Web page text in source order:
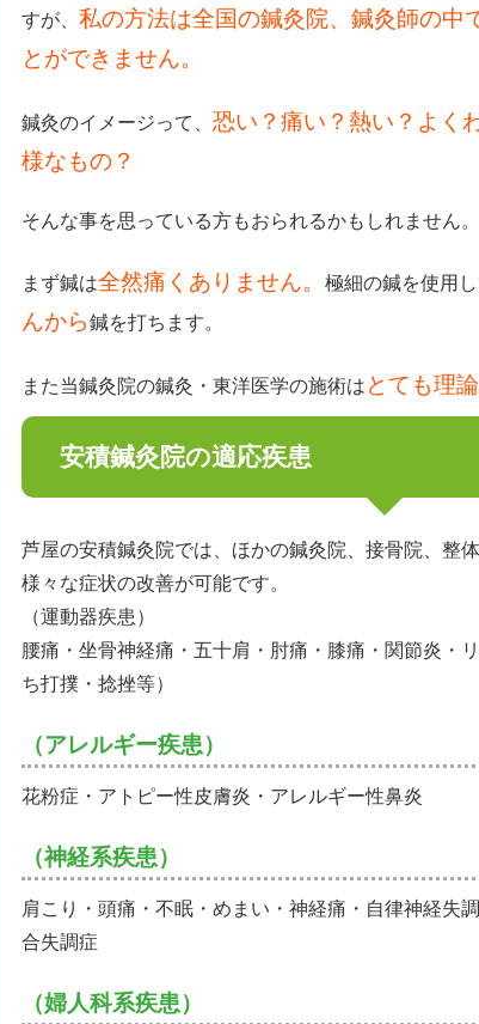
すが、 私の方法は全国の鍼灸院、鍼灸師の中
とができません。
鍼灸のイメージって、 恐い？痛い？熱い？よく
様なもの？
そんな事を思っている方もおられるかもしれません。
まず鍼は全然痛くありません。 極細の鍼を使用
んから鍼を打ちます。
また当鍼灸院の鍼灸・東洋医学の施術は とても理
安積鍼灸院の適応疾患
芦屋の安積鍼灸院では、ほかの鍼灸院、接骨院、整
様々な症状の改善が可能です。
（運動器疾患）
腰痛・坐骨神経痛・五十肩・肘痛・膝痛・関節炎・
ち打撲・捻挫等）
（アレルギー疾患）
花粉症・アトピー性皮膚炎・アレルギー性鼻炎
（神経系疾患）
肩こり・頭痛・不眠・めまい・神経痛・自律神経失
合失調症
（婦人科系疾患）